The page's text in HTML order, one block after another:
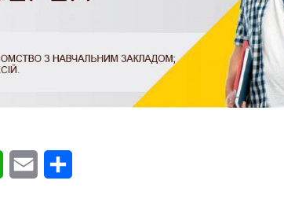
WhatsApp
Email